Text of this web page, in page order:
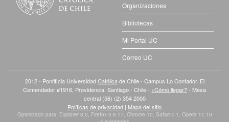
Organizaciones
Bibliotecas
Mi Portal UC
Correo UC
2012 - Pontificia UniversidadCatólica de Chile - Campus Lo Contador. El
Comendador #1916, Providencia. Santiago - Chile - ¿Cómo llegar?- Mesa
central (56) (2) 354 2000
Políticas de privacidad | Mapa del sitio
Optimizado para: Explorer 8.0, Firefox 3.6.17, Chrome 10, Safari 4.1, Opera 11.10